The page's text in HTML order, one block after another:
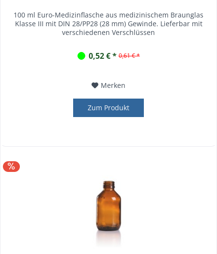
100 ml Euro-Medizinflasche aus medizinischem Braunglas
Klasse III mit DIN 28/PP28 (28 mm) Gewinde. Lieferbar mit
verschiedenen Verschlüssen
0,52 € * 0,61 € *
Merken
Zum Produkt